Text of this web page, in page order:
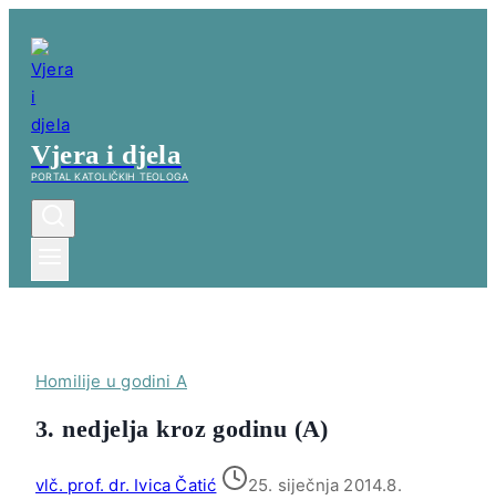
content
Vjera i djela
PORTAL KATOLIČKIH TEOLOGA
Homilije u godini A
3. nedjelja kroz godinu (A)
vlč. prof. dr. Ivica Čatić 25. siječnja 2014.8.